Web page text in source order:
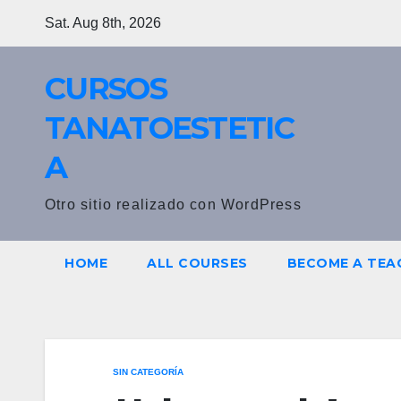
Sat. Aug 8th, 2026
CURSOS
TANATOESTETIC
A
Otro sitio realizado con WordPress
HOME ALL COURSES BECOME A
SIN CATEGORÍA